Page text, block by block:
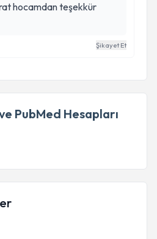
hocamdan teşekkür
Şikayet Et
PubMed Hesapları